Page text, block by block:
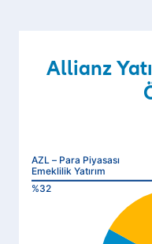
Allianz